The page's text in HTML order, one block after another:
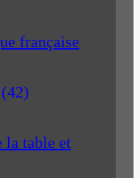
française
(42)
la table et